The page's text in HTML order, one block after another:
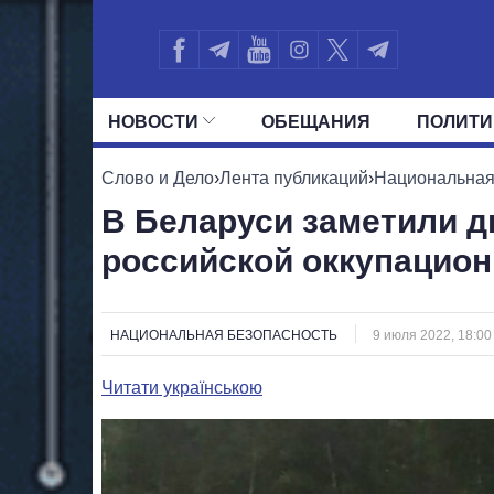
НОВОСТИ ОБЕЩАНИЯ
ВСЕ ПОЛИТИКИ ПРЕЗИДЕНТ И
Слово и Дело›Лента публикаций›
В Беларуси заметили
российской
НАЦИОНАЛЬНАЯ БЕЗОПАСНОСТЬ 9 июля 2022, 18:00
Читати українською